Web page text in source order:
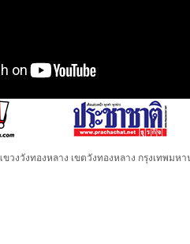
วงวังทองหลาง เขตวังทองหลาง กรุงเทพมห